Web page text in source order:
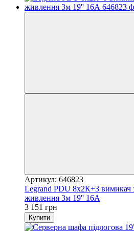
Артикул: 646823
Legrand PDU 8x2К+З вимикач
живлення 3м 19'' 16А
3 151 грн
Купити